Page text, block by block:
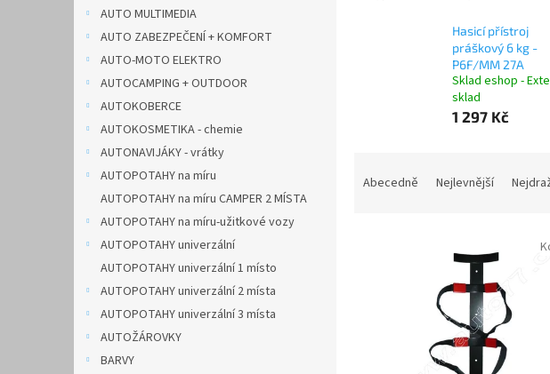
AUTO MULTIMEDIA
AUTO ZABEZPEČENÍ + KOMFORT
AUTO-MOTO ELEKTRO
AUTOCAMPING + OUTDOOR
AUTOKOBERCE
AUTOKOSMETIKA - chemie
AUTONAVIJÁKY - vrátky
AUTOPOTAHY na míru
AUTOPOTAHY na míru CAMPER 2 MÍSTA
AUTOPOTAHY na míru-užitkové vozy
AUTOPOTAHY univerzální
AUTOPOTAHY univerzální 1 místo
AUTOPOTAHY univerzální 2 místa
AUTOPOTAHY univerzální 3 místa
AUTOŽÁROVKY
BARVY
Hasicí přístroj
práškový 6 kg -
P6F/MM 27A
Sklad eshop -
sklad
1 297 Kč
Abecedně Nejlevnější